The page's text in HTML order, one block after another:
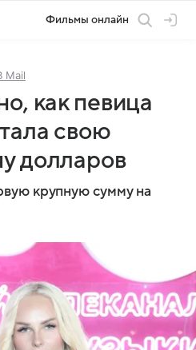
Фильмы онлайн
Mail
как певица
свою
долларов
крупную сумму на